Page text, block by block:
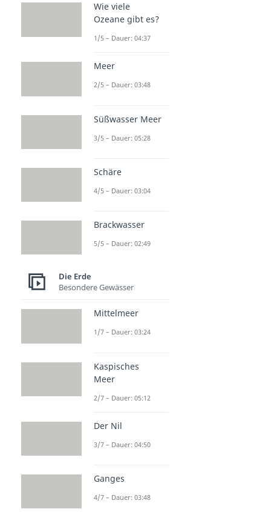
Dauer: 03:13Wie viele
Ozeane gibt es?
1/5 – Dauer: 04:37
Meer
2/5 – Dauer: 03:48
Süßwasser Meer
3/5 – Dauer: 05:28
Schäre
4/5 – Dauer: 03:04
Brackwasser
5/5 – Dauer: 02:49
Die Erde
Besondere Gewässer
Mittelmeer
1/7 – Dauer: 03:24
Kaspisches
Meer
2/7 – Dauer: 05:12
Der Nil
3/7 – Dauer: 04:50
Ganges
4/7 – Dauer: 03:48